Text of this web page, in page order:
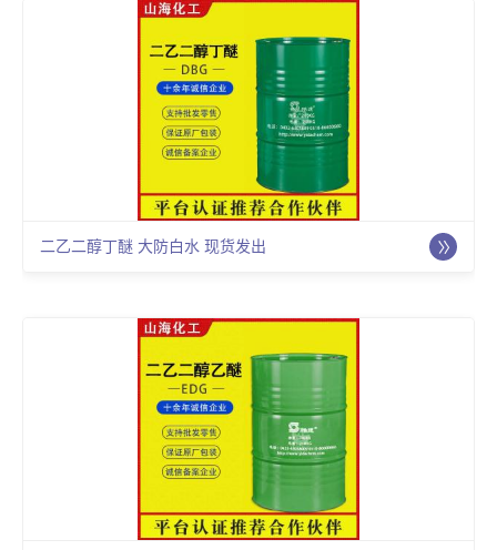
二乙二醇丁醚 大防白水 现货发出